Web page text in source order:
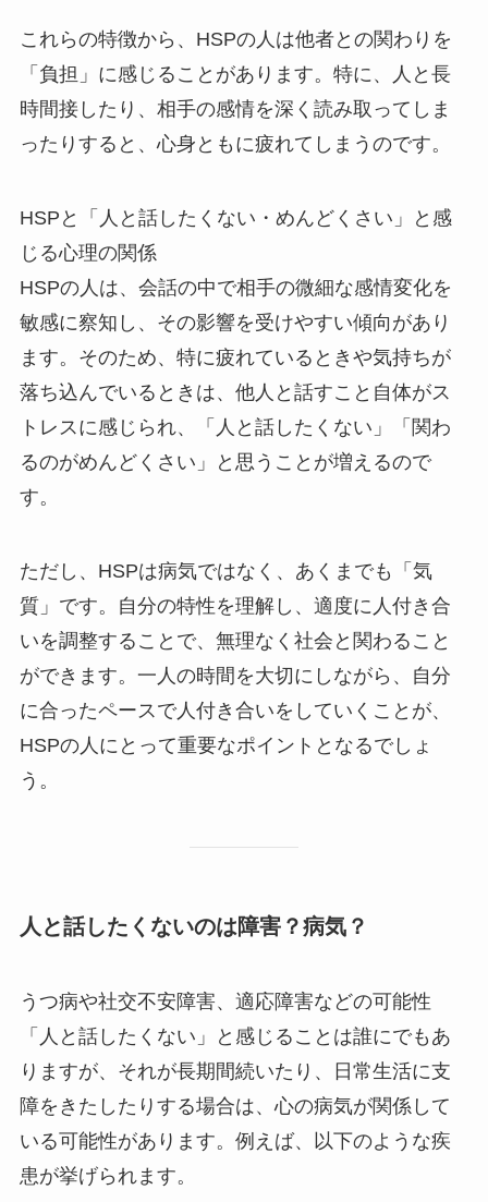
これらの特徴から、HSPの人は他者との関わりを
「負担」に感じることがあります。特に、人と長
時間接したり、相手の感情を深く読み取ってしま
ったりすると、心身ともに疲れてしまうのです。
HSPと「人と話したくない・めんどくさい」と感
じる心理の関係
HSPの人は、会話の中で相手の微細な感情変化を
敏感に察知し、その影響を受けやすい傾向があり
ます。そのため、特に疲れているときや気持ちが
落ち込んでいるときは、他人と話すこと自体がス
トレスに感じられ、「人と話したくない」「関わ
るのがめんどくさい」と思うことが増えるので
す。
ただし、HSPは病気ではなく、あくまでも「気
質」です。自分の特性を理解し、適度に人付き合
いを調整することで、無理なく社会と関わること
ができます。一人の時間を大切にしながら、自分
に合ったペースで人付き合いをしていくことが、
HSPの人にとって重要なポイントとなるでしょ
う。
人と話したくないのは障害？病気？
うつ病や社交不安障害、適応障害などの可能性
「人と話したくない」と感じることは誰にでもあ
りますが、それが長期間続いたり、日常生活に支
障をきたしたりする場合は、心の病気が関係して
いる可能性があります。例えば、以下のような疾
患が挙げられます。